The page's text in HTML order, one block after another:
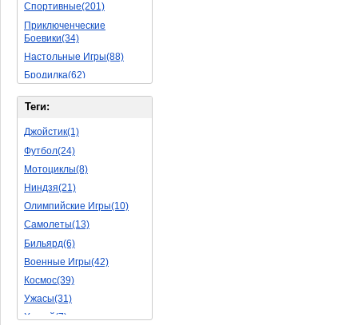
Спортивные(201)
Приключенческие
Боевики(34)
Настольные Игры(88)
Бродилка(62)
Стратегии(77)
Боевые RPG(50)
Симуляторы(31)
Леталки(24)
Симуляторы Жизни(76)
Уникальный(29)
Логические Игры(35)
Азартные(45)
Ролевые Игры(176)
Боевик(10)
Головоломка(11)
Rpg(14)
Пошаговые Игры(22)
Теги:
Джойстик(1)
Футбол(24)
Мотоциклы(8)
Ниндзя(21)
Олимпийские Игры(10)
Самолеты(13)
Бильярд(6)
Военные Игры(42)
Космос(39)
Ужасы(31)
Хоккей(7)